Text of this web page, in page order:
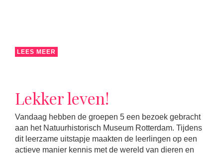
LEES MEER
Lekker leven!
Vandaag hebben de groepen 5 een bezoek gebracht
aan het Natuurhistorisch Museum Rotterdam. Tijdens
dit leerzame uitstapje maakten de leerlingen op een
actieve manier kennis met de wereld van dieren en